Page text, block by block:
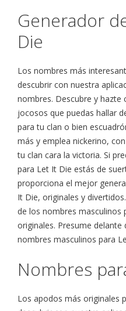
Generador
Die
Los nombres más
descubrir con nuestra
nombres. Descubre y
jocosos que puedas hallar
para tu clan o bien
más y emplea nickerino,
tu clan cara la victoria. Si
para Let It Die estás de
proporciona el mejor
It Die, originales y
de los nombres masculinos
originales. Presume
nombres masculinos para
Nombres
Los apodos más originales